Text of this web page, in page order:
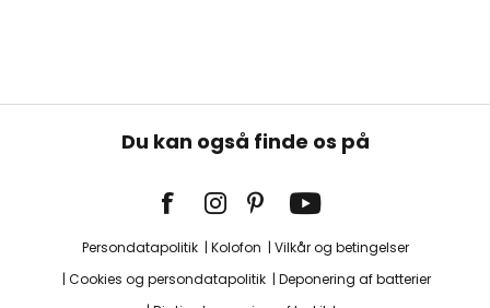
Du kan også finde os på
Persondatapolitik Kolofon
Vilkår og betingelser
Cookies og persondatapolitik
Deponering af batterier